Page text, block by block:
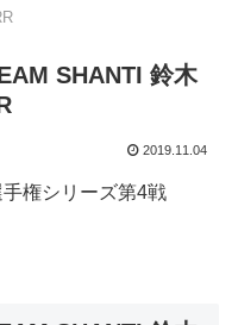
SHANTI 鈴木
2019.11.04
権シリーズ第4戦